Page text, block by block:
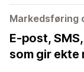
Markedsføring
E-post,
som gir ekte